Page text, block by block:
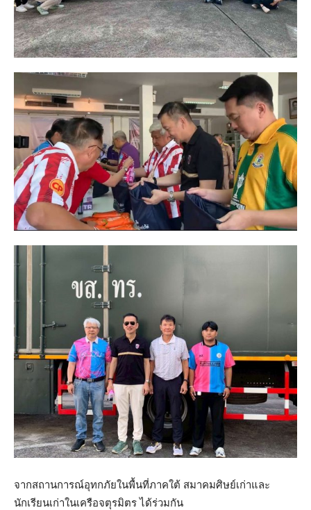
จากสถานการณ์อุทกภัยในพื้นที่ภาคใต้ สมาคมศิษย์เก่าและ
นักเรียนเก่าในเครือจตุรมิตร ได้ร่วมกัน